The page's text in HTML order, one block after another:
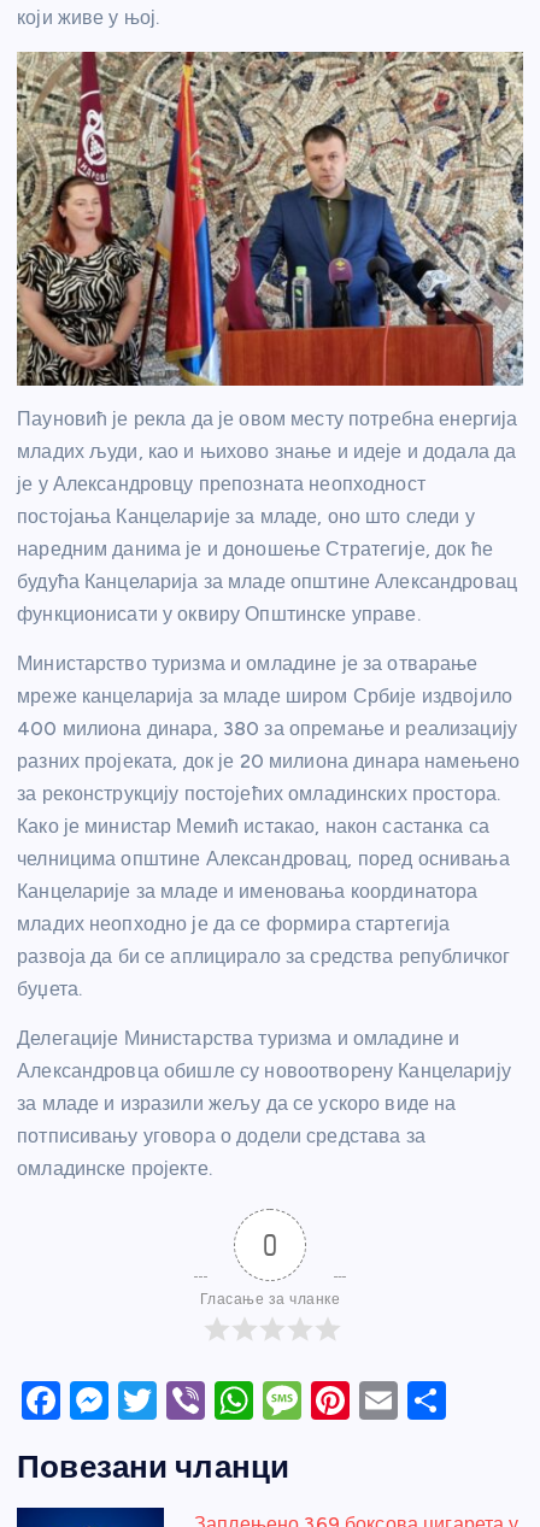
који живе у њој.
Пауновић је рекла да је овом месту потребна енергија
младих људи, као и њихово знање и идеје и додала да
је у Александровцу препозната неопходност
постојања Канцеларије за младе, оно што следи у
наредним данима је и доношење Стратегије, док ће
будућа Канцеларија за младе општине Александровац
функционисати у оквиру Општинске управе.
Министарство туризма и омладине је за отварање
мреже канцеларија за младе широм Србије издвојило
400 милиона динара, 380 за опремање и реализацију
разних пројеката, док је 20 милиона динара намењено
за реконструкцију постојећих омладинских простора.
Како је министар Мемић истакао, након састанка са
челницима општине Александровац, поред оснивања
Канцеларије за младе и именовања координатора
младих неопходно је да се формира стартегија
развоја да би се аплицирало за средства републичког
буџета.
Делегације Министарства туризма и омладине и
Александровца обишле су новоотворену Канцеларију
за младе и изразили жељу да се ускоро виде на
потписивању уговора о додели средстава за
омладинске пројекте.
0
Гласање за чланке
F
c
e
M
ss
e
T
itt
er
Vi
er
W
at
s
M
a
Pi
e
E
e
Повезани чланци